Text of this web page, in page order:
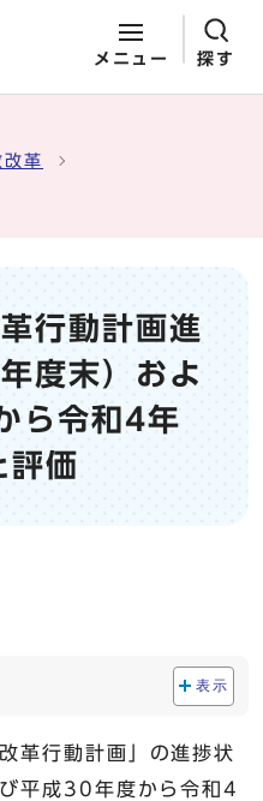
メニュー 探す
改革
行動計画進
度末）およ
ら令和4年
評価
表示
革行動計画」の進捗状
平成30年度から令和4